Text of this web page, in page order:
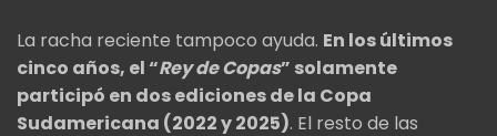
La racha reciente tampoco ayuda. En los últimos
cinco años, el “Rey de Copas” solamente
participó en dos ediciones de la Copa
Sudamericana (2022 y 2025). El resto de las